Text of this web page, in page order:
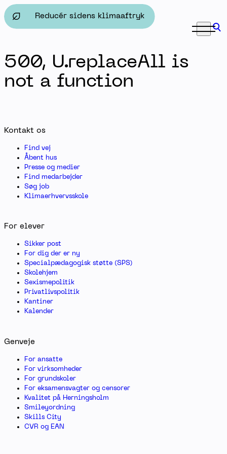
SPS - Herningsholm Erhvervsskole & Gymnasier
Reducér sidens klimaaftryk
500, U.replaceAll is
not a function
Kontakt os
Find vej
Åbent hus
Presse og medier
Find medarbejder
Søg job
Klimaerhvervsskole
For elever
Sikker post
For dig der er ny
Specialpædagogisk støtte (SPS)
Skolehjem
Sexismepolitik
Privatlivspolitik
Kantiner
Kalender
Genveje
For ansatte
For virksomheder
For grundskoler
For eksamensvagter og censorer
Kvalitet på Herningsholm
Smileyordning
Skills City
CVR og EAN